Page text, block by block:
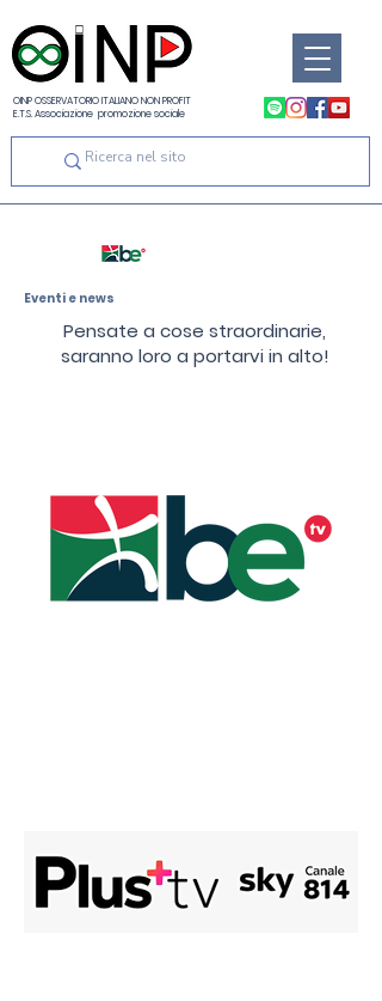
OINP OSSERVATORIO ITALIANO NON PROFIT
E.T.S. Associazione promozione sociale
Eventi e news
Pensate a cose straordinarie,
saranno loro a portarvi in alto!